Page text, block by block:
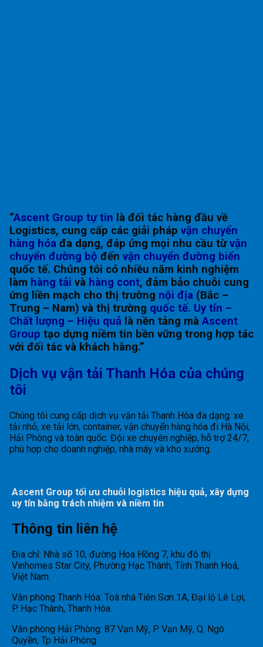
“Ascent Group tự tin là đối tác hàng đầu về
Logistics, cung cấp các giải pháp vận chuyển
hàng hóa đa dạng, đáp ứng mọi nhu cầu từvận
chuyển đường bộ đến vận chuyển đường biển
quốc tế. Chúng tôi có nhiều năm kinh nghiệm
làm hàng tải và hàng cont, đảm bảo chuỗi cung
ứng liền mạch cho thị trường nội địa (Bắc –
Trung – Nam) và thị trường quốc tế. Uy tín –
Chất lượng – Hiệu quả là nền tảng mà Ascent
Group tạo dựng niềm tin bền vững trong hợp tác
với đối tác và khách hàng.”
Dịch vụ vận tải Thanh Hóa của chúng
tôi
Chúng tôi cung cấp dịch vụ vận tải Thanh Hóa đa dạng: xe
tải nhỏ, xe tải lớn, container, vận chuyển hàng hóa đi Hà Nội,
Hải Phòng và toàn quốc. Đội xe chuyên nghiệp, hỗ trợ 24/7,
phù hợp cho doanh nghiệp, nhà máy và kho xưởng.
Ascent Group tối ưu chuỗi logistics hiệu quả, xây dựng
uy tín bằng trách nhiệm và niềm tin
Thông tin liên hệ
Địa chỉ: Nhà số 10, đường Hoa Hồng 7, khu đô thị
Vinhomes Star City, Phường Hạc Thành, Tỉnh Thanh Hoá,
Việt Nam.
Văn phòng Thanh Hóa: Toà nhà Tiên Sơn 1A, Đại lộ Lê Lợi,
P. Hạc Thành, Thanh Hóa.
Văn phòng Hải Phòng: 87 Vạn Mỹ, P. Vạn Mỹ, Q. Ngô
Quyền, Tp Hải Phòng.